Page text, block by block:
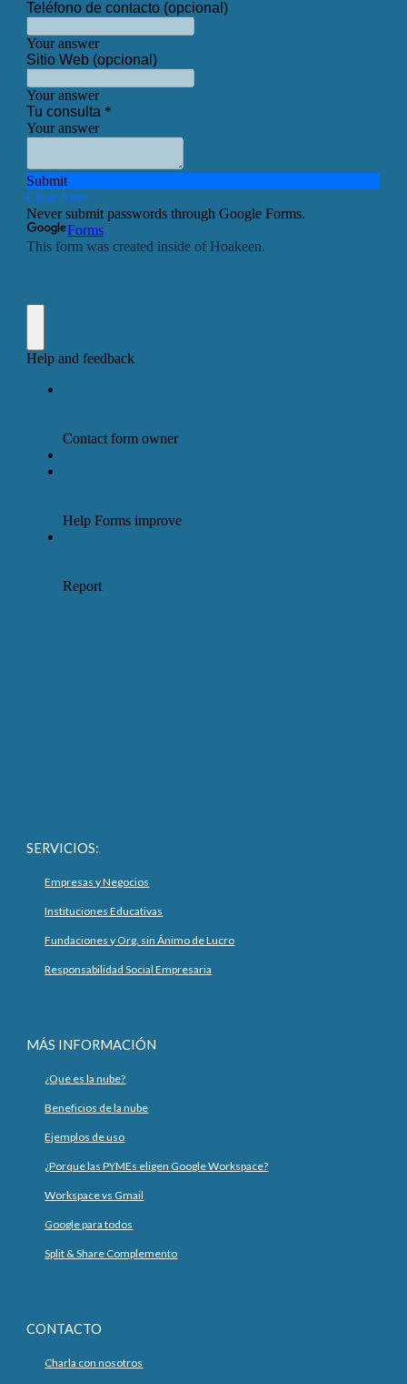
SERVICIOS:
Empresas y Negocios
Instituciones Educativas
Fundaciones y Org. sin Ánimo de Lucro
Responsabilidad Social Empresaria
MÁS INFORMACIÓN
¿Qué es la nube?
Beneficios de la nube
Ejemplos de uso
¿Porqué las PYMEs eligen Google Workspace?
Workspace vs Gmail
Google para todos
Split & Share Complemento
CONTACTO
Charla con nosotros